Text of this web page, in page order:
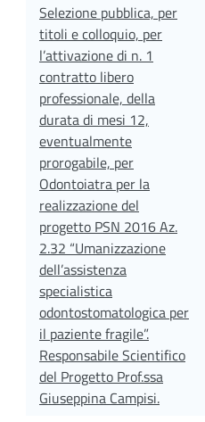
Selezione pubblica, per
titoli e colloquio, per
l’attivazione di n. 1
contratto libero
professionale, della
durata di mesi 12,
eventualmente
prorogabile, per
Odontoiatra per la
realizzazione del
progetto PSN 2016 Az.
2.32 “Umanizzazione
dell’assistenza
specialistica
odontostomatologica per
il paziente fragile”.
Responsabile Scientifico
del Progetto Prof.ssa
Giuseppina Campisi.